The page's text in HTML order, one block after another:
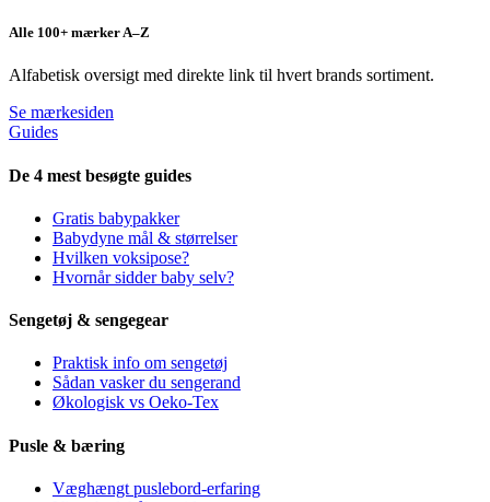
Alle 100+ mærker A–Z
Alfabetisk oversigt med direkte link til hvert brands sortiment.
Se mærkesiden
Guides
De 4 mest besøgte guides
Gratis babypakker
Babydyne mål & størrelser
Hvilken voksipose?
Hvornår sidder baby selv?
Sengetøj & sengegear
Praktisk info om sengetøj
Sådan vasker du sengerand
Økologisk vs Oeko-Tex
Pusle & bæring
Væghængt puslebord-erfaring